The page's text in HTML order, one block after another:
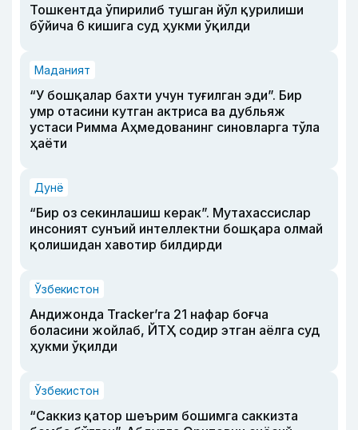
Тошкентда ўпирилиб тушган йўл қурилиши
бўйича 6 кишига суд ҳукми ўқилди
Маданият
“У бошқалар бахти учун туғилган эди”. Бир
умр отасини кутган актриса ва дубльяж
устаси Римма Аҳмедованинг синовларга тўла
ҳаёти
Дунё
“Бир оз секинлашиш керак”. Мутахассислар
инсоният сунъий интеллектни бошқара олмай
қолишидан хавотир билдирди
Ўзбекистон
Андижонда Tracker’га 21 нафар боғча
боласини жойлаб, ЙТҲ содир этган аёлга суд
ҳукми ўқилди
Ўзбекистон
“Саккиз қатор шеърим бошимга саккизта